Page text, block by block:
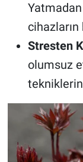
cihazların
Stresten
olumsuz